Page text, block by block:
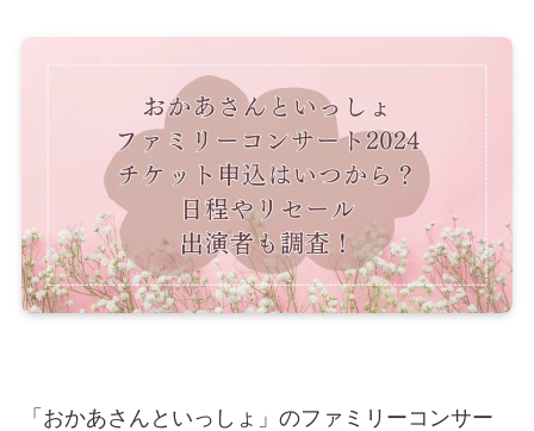
「おかあさんといっしょ」のファミリーコンサー